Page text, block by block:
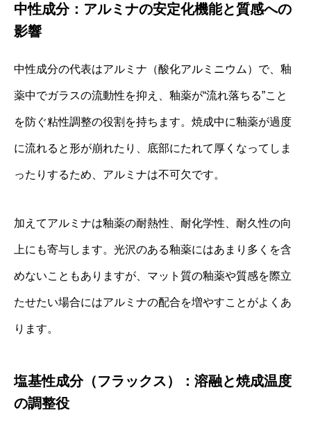
中性成分：アルミナの安定化機能と質感への
影響
中性成分の代表はアルミナ（酸化アルミニウム）で、釉
薬中でガラスの流動性を抑え、釉薬が“流れ落ちる”こと
を防ぐ粘性調整の役割を持ちます。焼成中に釉薬が過度
に流れると形が崩れたり、底部にたれて厚くなってしま
ったりするため、アルミナは不可欠です。
加えてアルミナは釉薬の耐熱性、耐化学性、耐久性の向
上にも寄与します。光沢のある釉薬にはあまり多くを含
めないこともありますが、マット質の釉薬や質感を際立
たせたい場合にはアルミナの配合を増やすことがよくあ
ります。
塩基性成分（フラックス）：溶融と焼成温度
の調整役